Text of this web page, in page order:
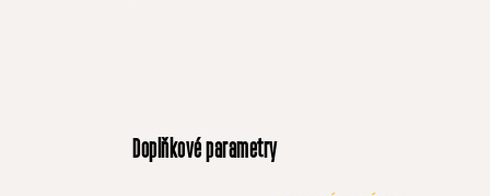
Doplňkové parametry